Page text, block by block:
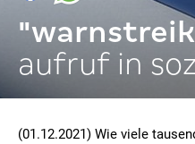
aufruf in
(01.12.2021) Wie viele